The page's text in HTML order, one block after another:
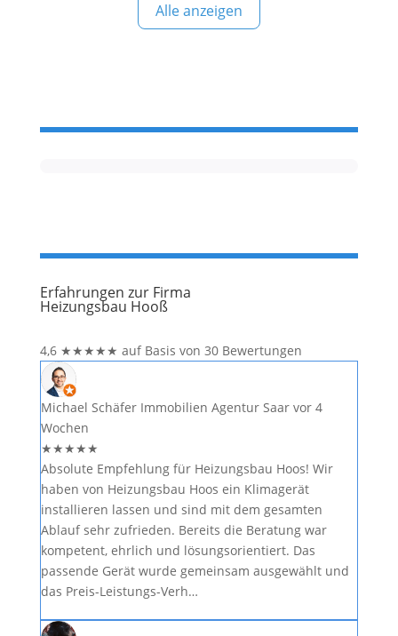
Anbieterauswahl. Sollten Sie eine kritische
Meinung äußern, so geben Sie diese bitte mit
Alle anzeigen
Erfahrungen zur Firma
Heizungsbau Hooß
4,6 ★★★★★ auf Basis von 30 Bewertungen
Michael Schäfer Immobilien Agentur Saar vor 4
Wochen
★★★★★
Absolute Empfehlung für Heizungsbau Hoos! Wir
haben von Heizungsbau Hoos ein Klimagerät
installieren lassen und sind mit dem gesamten
Ablauf sehr zufrieden. Bereits die Beratung war
kompetent, ehrlich und lösungsorientiert. Das
passende Gerät wurde gemeinsam ausgewählt und
das Preis-Leistungs-Verh…